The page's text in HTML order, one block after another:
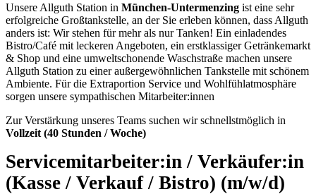
Unsere Allguth Station in München-Untermenzing ist eine sehr
erfolgreiche Großtankstelle, an der Sie erleben können, dass Allguth
anders ist: Wir stehen für mehr als nur Tanken! Ein einladendes
Bistro/Café mit leckeren Angeboten, ein erstklassiger Getränkemarkt
& Shop und eine umweltschonende Waschstraße machen unsere
Allguth Station zu einer außergewöhnlichen Tankstelle mit schönem
Ambiente. Für die Extraportion Service und Wohlfühlatmosphäre
sorgen unsere sympathischen Mitarbeiter:innen
Zur Verstärkung unseres Teams suchen wir schnellstmöglich in
Vollzeit (40 Stunden / Woche)
Servicemitarbeiter:in / Verkäufer:in
(Kasse / Verkauf / Bistro) (m/w/d)